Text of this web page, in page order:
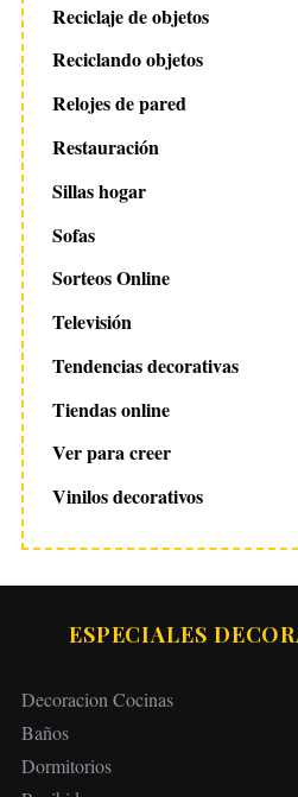
Reciclaje de objetos
Reciclando objetos
Relojes de pared
Restauración
Sillas hogar
Sofas
Sorteos Online
Televisión
Tendencias decorativas
Tiendas online
Ver para creer
Vinilos decorativos
ESPECIALES
Decoracion Cocinas
Baños
Dormitorios